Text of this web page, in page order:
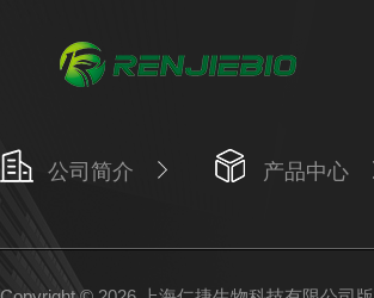
公司简介 产品中心